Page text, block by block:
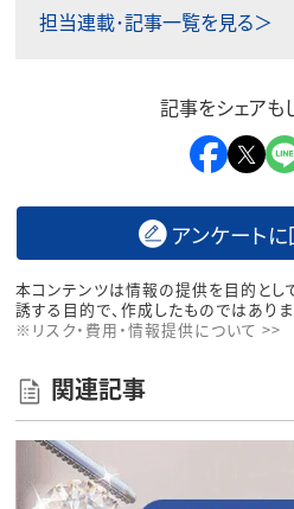
担当連載･記事一覧を見る＞
記事をシェアも
アンケート
本コンテンツは情報の提供を目的とし
誘する目的で、作成したものではありま
※リスク・費用・情報提供について >>
関連記事